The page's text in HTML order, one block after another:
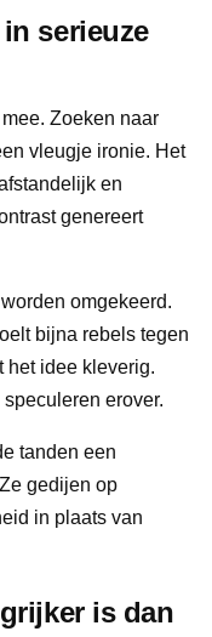
serieuze
Zoeken naar
vleugje ironie. Het
en
genereert
omgekeerd.
bijna rebels tegen
het idee kleverig.
erover.
tanden een
gedijen op
in plaats van
is dan